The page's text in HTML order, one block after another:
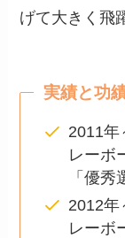
げて大きく飛
実績と功
2011年
レーボ
「優秀
2012年
レーボ